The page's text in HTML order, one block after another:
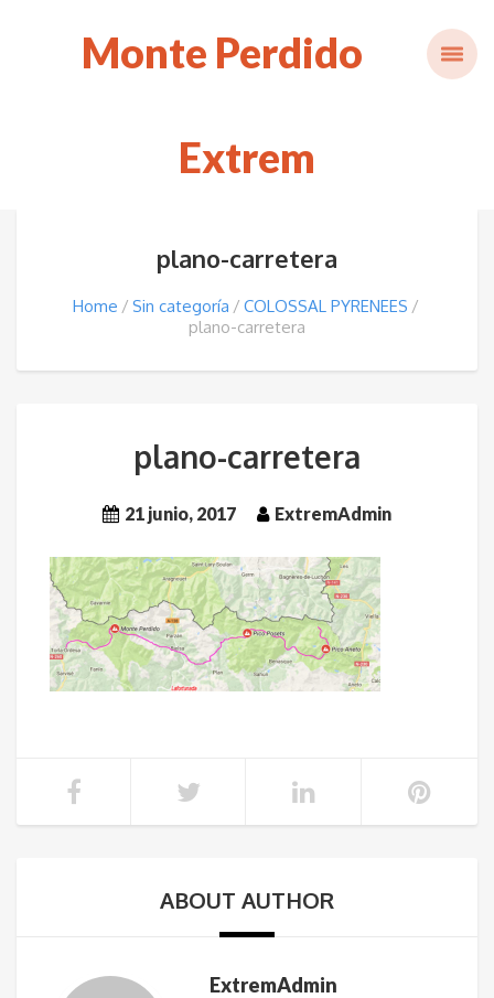
Monte Perdido
Extrem
plano-carretera
Home Sin categoría
COLOSSAL PYRENEES
plano-carretera
plano-carretera
21 junio, 2017 ExtremAdmin
ABOUT AUTHOR
ExtremAdmin